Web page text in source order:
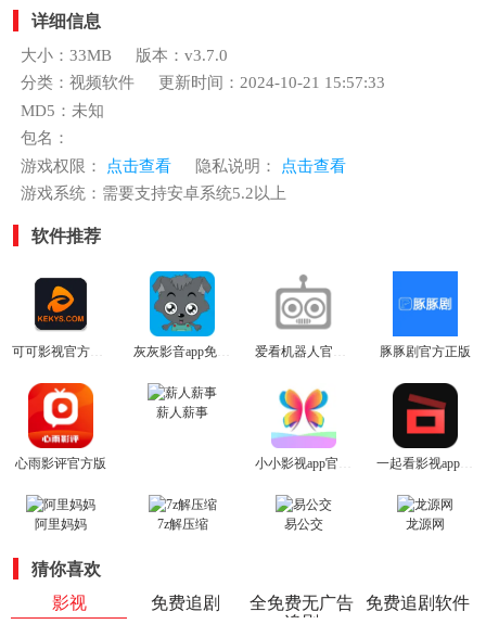
详细信息
大小：33MB
版本：v3.7.0
分类：视频软件
更新时间：2024-10-21 15:57:33
MD5：未知
包名：
游戏权限：
点击查看 隐私说明：
点击查看
游戏系统：需要支持安卓系统5.2以上
软件推荐
豚豚剧官方正版
心雨影评官方版
薪人薪事
阿里妈妈 7z解压缩 易公交 龙源网
猜你喜欢
影视
免费追剧
全免费无广告
追剧
免费追剧软件